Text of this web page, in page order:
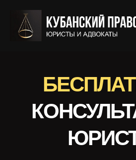
КОНСУЛЬТАЦИЯ
БЕСПЛАТНОЙ КОНСУЛЬТАЦИИ